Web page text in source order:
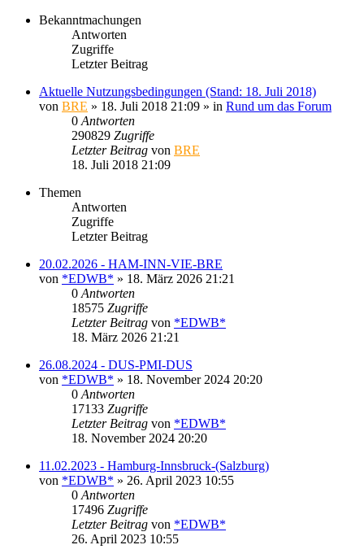
Bekanntmachungen
Antworten
Zugriffe
Letzter Beitrag
Aktuelle Nutzungsbedingungen (Stand: 18. Juli 2018)
von BRE » 18. Juli 2018 21:09 » in Rund um das Forum
0 Antworten
290829 Zugriffe
Letzter Beitrag von BRE
18. Juli 2018 21:09
Themen
Antworten
Zugriffe
Letzter Beitrag
20.02.2026 - HAM-INN-VIE-BRE
von *EDWB* » 18. März 2026 21:21
0 Antworten
18575 Zugriffe
Letzter Beitrag von *EDWB*
18. März 2026 21:21
26.08.2024 - DUS-PMI-DUS
von *EDWB* » 18. November 2024 20:20
0 Antworten
17133 Zugriffe
Letzter Beitrag von *EDWB*
18. November 2024 20:20
11.02.2023 - Hamburg-Innsbruck-(Salzburg)
von *EDWB* » 26. April 2023 10:55
0 Antworten
17496 Zugriffe
Letzter Beitrag von *EDWB*
26. April 2023 10:55